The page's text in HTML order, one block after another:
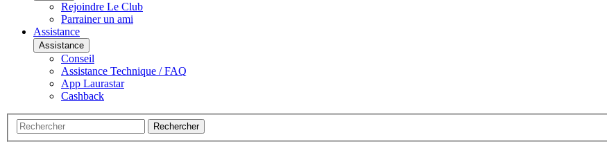
Rejoindre Le Club
Parrainer un ami
Assistance
Assistance
Conseil
Assistance Technique / FAQ
App Laurastar
Cashback
Rechercher